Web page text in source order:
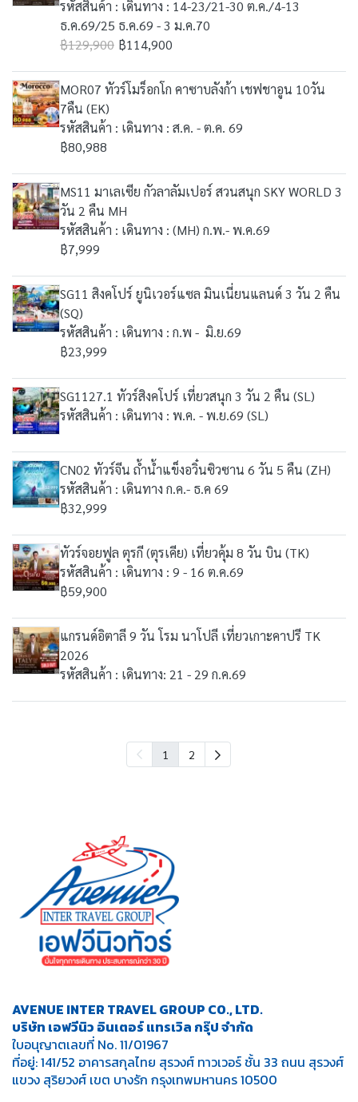
รหัสสินค้า : เดินทาง : 14-23/21-30 ต.ค./4-13
ธ.ค.69/25 ธ.ค.69 - 3 ม.ค.70
฿129,900 ฿114,900
MOR07 ทัวร์โมร็อกโก คาซาบลังก้า เชฟชาอูน 10วัน
7คืน (EK)
รหัสสินค้า : เดินทาง : ส.ค. - ต.ค. 69
฿80,988
MS11 มาเลเซีย กัวลาลัมเปอร์ สวนสนุก SKY WORLD 3
วัน 2 คืน MH
รหัสสินค้า : เดินทาง : (MH) ก.พ.- พ.ค.69
฿7,999
SG11 สิงคโปร์ ยูนิเวอร์แซล มินเนี่ยนแลนด์ 3 วัน 2 คืน
(SQ)
รหัสสินค้า : เดินทาง : ก.พ - มิ.ย.69
฿23,999
SG1127.1 ทัวร์สิงคโปร์ เที่ยวสนุก 3 วัน 2 คืน (SL)
รหัสสินค้า : เดินทาง : พ.ค. - พ.ย.69 (SL)
CN02 ทัวร์จีน ถ้ำน้ำแข็งอวิ๋นซิวซาน 6 วัน 5 คืน (ZH)
รหัสสินค้า : เดินทาง ก.ค.- ธ.ค 69
฿32,999
ทัวร์จอยฟูล ตุรกี (ตุรเคีย) เที่ยวคุ้ม 8 วัน บิน (TK)
รหัสสินค้า : เดินทาง : 9 - 16 ต.ค.69
฿59,900
แกรนด์อิตาลี 9 วัน โรม นาโปลี เที่ยวเกาะคาปรี TK
2026
รหัสสินค้า : เดินทาง: 21 - 29 ก.ค.69
1 2
AVENUE INTER TRAVEL GROUP CO., LTD.
บริษัท เอฟวีนิว อินเตอร์ แทรเวิล กรุ๊ป จำกัด
ใบอนุญาตเลขที่ No. 11/01967
ที่อยู่: 141/52 อาคารสกุลไทย สุรวงศ์ ทาวเวอร์ ชั้น 33 ถนน สุรวงศ์
แขวง สุริยวงศ์ เขต บางรัก กรุงเทพมหานคร 10500